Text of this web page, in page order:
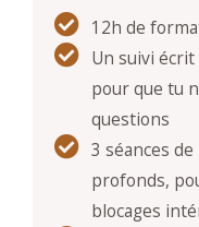
12h de
Un suivi
pour que tu
questions
3 séances
profonds,
blocages